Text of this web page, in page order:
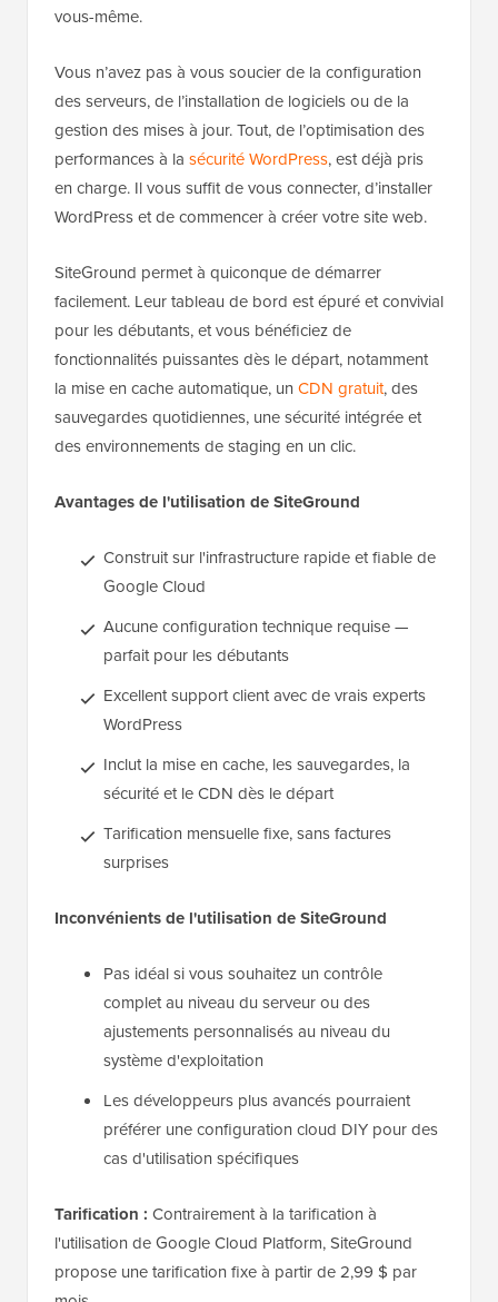
vous-même.
Vous n’avez pas à vous soucier de la configuration
des serveurs, de l’installation de logiciels ou de la
gestion des mises à jour. Tout, de l’optimisation des
performances à la sécurité WordPress, est déjà pris
en charge. Il vous suffit de vous connecter, d’installer
WordPress et de commencer à créer votre site web.
SiteGround permet à quiconque de démarrer
facilement. Leur tableau de bord est épuré et convivial
pour les débutants, et vous bénéficiez de
fonctionnalités puissantes dès le départ, notamment
la mise en cache automatique, un CDN gratuit, des
sauvegardes quotidiennes, une sécurité intégrée et
des environnements de staging en un clic.
Avantages de l'utilisation de SiteGround
Construit sur l'infrastructure rapide et fiable de
Google Cloud
Aucune configuration technique requise —
parfait pour les débutants
Excellent support client avec de vrais experts
WordPress
Inclut la mise en cache, les sauvegardes, la
sécurité et le CDN dès le départ
Tarification mensuelle fixe, sans factures
surprises
Inconvénients de l'utilisation de SiteGround
Pas idéal si vous souhaitez un contrôle
complet au niveau du serveur ou des
ajustements personnalisés au niveau du
système d'exploitation
Les développeurs plus avancés pourraient
préférer une configuration cloud DIY pour des
cas d'utilisation spécifiques
Tarification : Contrairement à la tarification à
l'utilisation de Google Cloud Platform, SiteGround
propose une tarification fixe à partir de 2,99 $ par